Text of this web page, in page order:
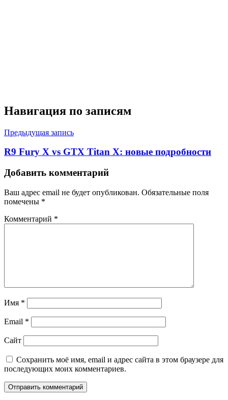
Навигация по записям
Предыдущая запись
R9 Fury X vs GTX Titan X: новые подробности
Добавить комментарий
Ваш адрес email не будет опубликован. Обязательные поля
помечены *
Комментарий *
Имя *
Email *
Сайт
Сохранить моё имя, email и адрес сайта в этом браузере для
последующих моих комментариев.